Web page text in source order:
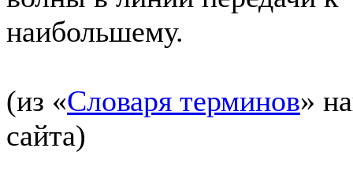
наибольшему.
(из «Словаря терминов»
сайта)